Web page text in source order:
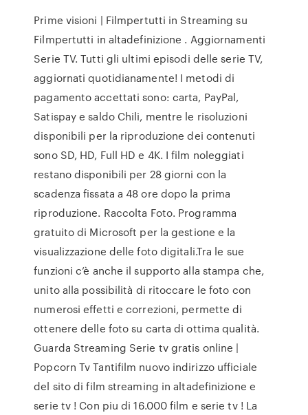
Prime visioni | Filmpertutti in Streaming su
Filmpertutti in altadefinizione . Aggiornamenti
Serie TV. Tutti gli ultimi episodi delle serie TV,
aggiornati quotidianamente! I metodi di
pagamento accettati sono: carta, PayPal,
Satispay e saldo Chili, mentre le risoluzioni
disponibili per la riproduzione dei contenuti
sono SD, HD, Full HD e 4K. I film noleggiati
restano disponibili per 28 giorni con la
scadenza fissata a 48 ore dopo la prima
riproduzione. Raccolta Foto. Programma
gratuito di Microsoft per la gestione e la
visualizzazione delle foto digitali.Tra le sue
funzioni c’è anche il supporto alla stampa che,
unito alla possibilità di ritoccare le foto con
numerosi effetti e correzioni, permette di
ottenere delle foto su carta di ottima qualità.
Guarda Streaming Serie tv gratis online |
Popcorn Tv Tantifilm nuovo indirizzo ufficiale
del sito di film streaming in altadefinizione e
serie tv ! Con piu di 16.000 film e serie tv ! La